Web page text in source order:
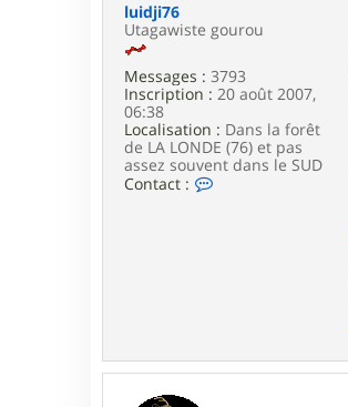
c
t
r
p
x
luidji76
Utagawiste gourou
Messages : 3793
Inscription : 20 août 2007,
06:38
Localisation : Dans la forêt
de LA LONDE (76) et pas
assez souvent dans le SUD
Contact :
u
i